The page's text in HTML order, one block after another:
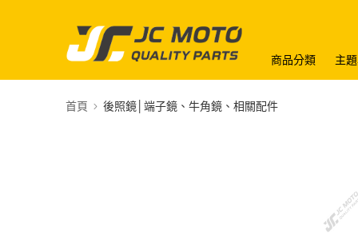
商品分類 主
首頁 後照鏡│端子鏡、牛角鏡、相關配件